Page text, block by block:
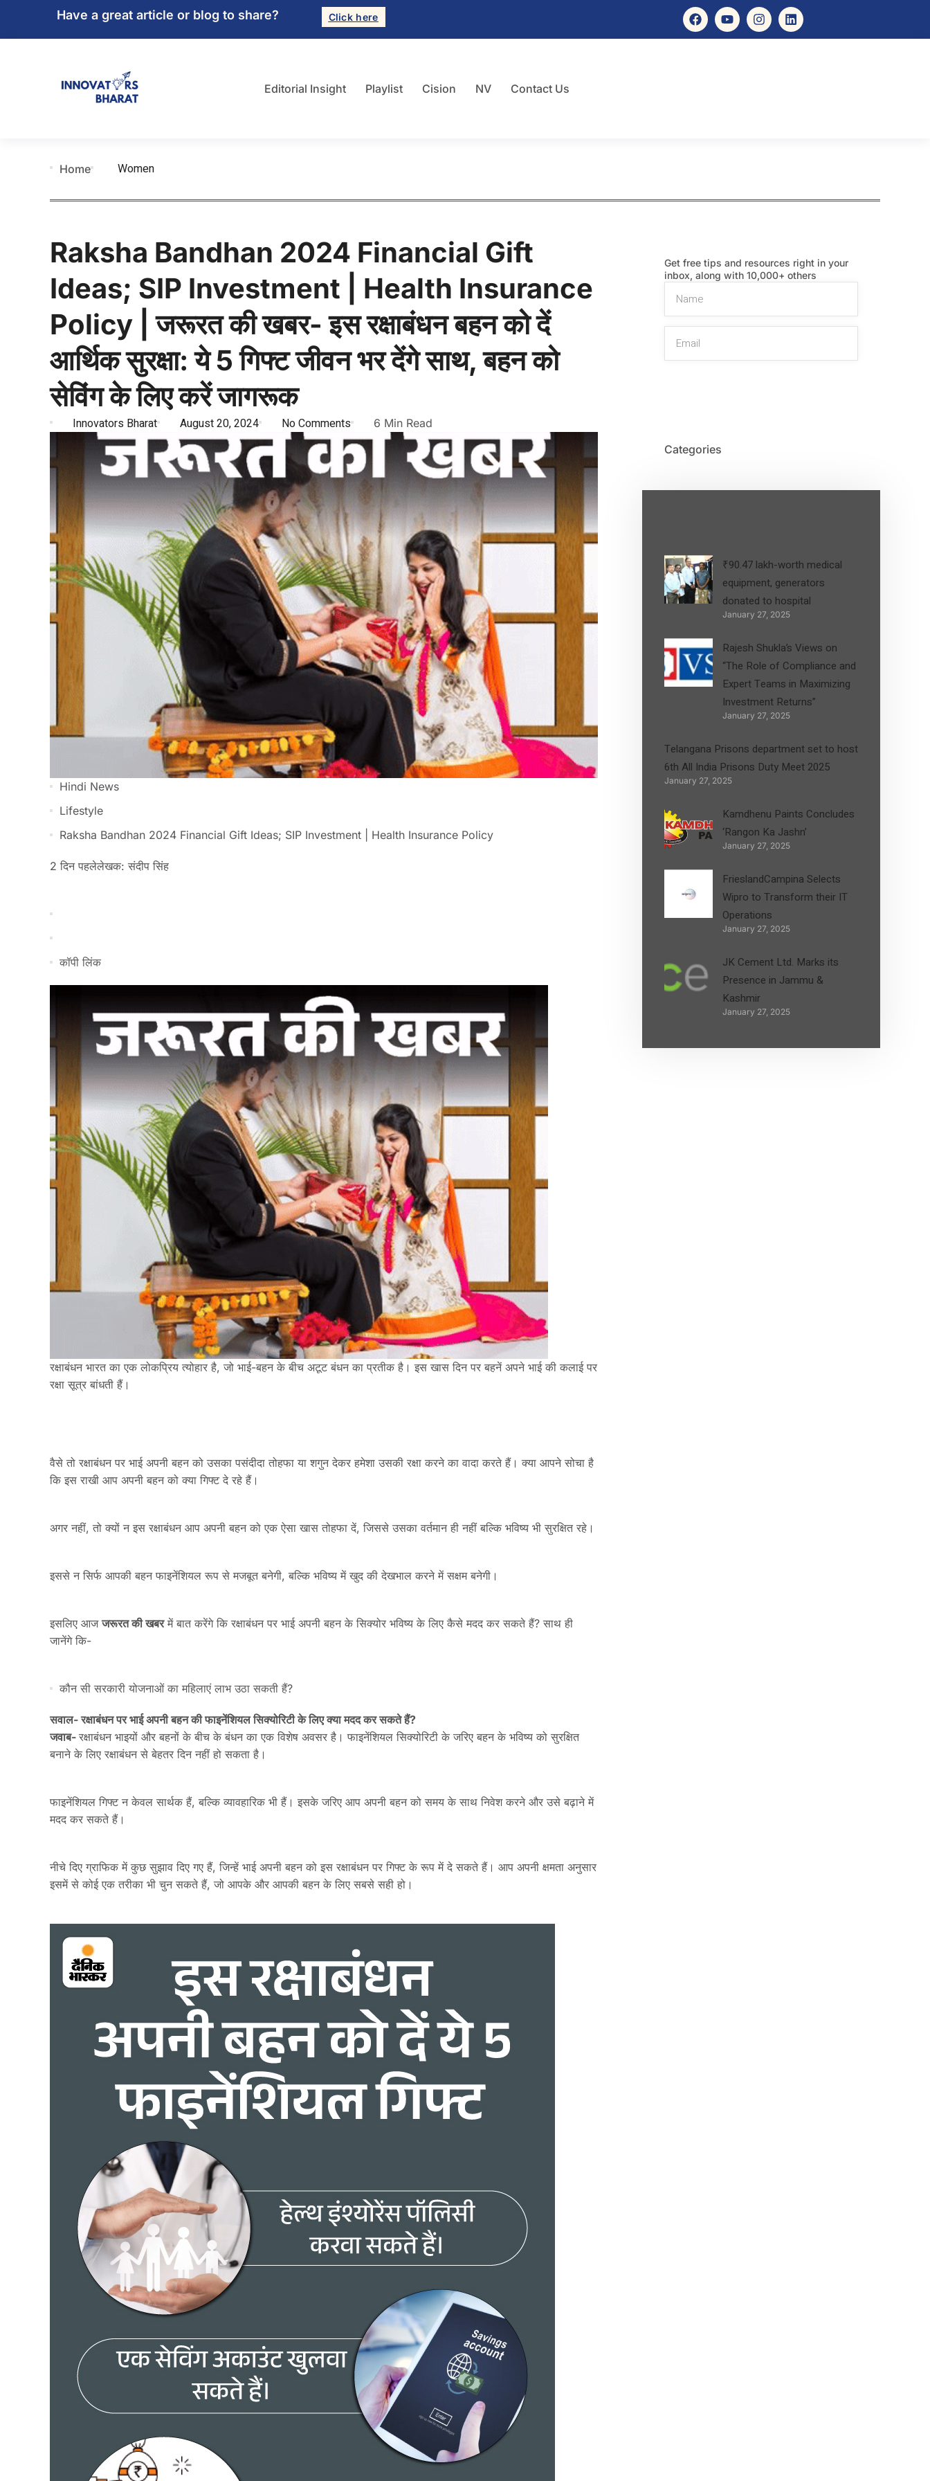
Have a great article or blog to share? Click here
Editorial Insight Playlist Cision NV Contact Us
Home Women
Raksha Bandhan 2024 Financial Gift
Ideas; SIP Investment | Health Insurance
Policy | जरूरत की खबर- इस रक्षाबंधन बहन को दें
आर्थिक सुरक्षा: ये 5 गिफ्ट जीवन भर देंगे साथ, बहन को
सेविंग के लिए करें जागरूक
Innovators Bharat August 20, 2024 No Comments 6 Min Read
Hindi News
Lifestyle
Raksha Bandhan 2024 Financial Gift Ideas; SIP Investment | Health Insurance Policy
2 दिन पहलेलेखक: संदीप सिंह
कॉपी लिंक
रक्षाबंधन भारत का एक लोकप्रिय त्योहार है, जो भाई-बहन के बीच अटूट बंधन का प्रतीक है। इस खास दिन पर बहनें अपने भाई की कलाई पर
रक्षा सूत्र बांधती हैं।
वैसे तो रक्षाबंधन पर भाई अपनी बहन को उसका पसंदीदा तोहफा या शगुन देकर हमेशा उसकी रक्षा करने का वादा करते हैं। क्‍या आपने सोचा है
कि इस राखी आप अपनी बहन को क्या गिफ्ट दे रहे हैं।
अगर नहीं, तो क्‍यों न इस रक्षाबंधन आप अपनी बहन को एक ऐसा खास तोहफा दें, जिससे उसका वर्तमान ही नहीं बल्कि भविष्‍य भी सुरक्षित रहे।
इससे न सिर्फ आपकी बहन फाइनेंशियल रूप से मजबूत बनेगी, बल्कि भविष्य में खुद की देखभाल करने में सक्षम बनेगी।
इसलिए आजजरूरत की खबरमें बात करेंगे कि रक्षाबंधन पर भाई अपनी बहन के सिक्योर भविष्य के लिए कैसे मदद कर सकते हैं? साथ ही
जानेंगे कि-
कौन सी सरकारी योजनाओं का महिलाएं लाभ उठा सकती हैं?
सवाल- रक्षाबंधन पर भाई अपनी बहन की फाइनेंशियल सिक्योरिटी के लिए क्या मदद कर सकते हैं?
जवाब- रक्षाबंधन भाइयों और बहनों के बीच के बंधन का एक विशेष अवसर है। फाइनेंशियल सिक्योरिटी के जरिए बहन के भविष्य को सुरक्षित
बनाने के लिए रक्षाबंधन से बेहतर दिन नहीं हो सकता है।
फाइनेंशियल गिफ्ट न केवल सार्थक हैं, बल्कि व्यावहारिक भी हैं। इसके जरिए आप अपनी बहन को समय के साथ निवेश करने और उसे बढ़ाने में
मदद कर सकते हैं।
नीचे दिए ग्राफिक में कुछ सुझाव दिए गए हैं, जिन्हें भाई अपनी बहन को इस रक्षाबंधन पर गिफ्ट के रूप में दे सकते हैं। आप अपनी क्षमता अनुसार
इसमें से कोई एक तरीका भी चुन सकते हैं, जो आपके और आपकी बहन के लिए सबसे सही हो।
Get free tips and resources right in your
inbox, along with 10,000+ others
Categories
₹90.47 lakh-worth medical
equipment, generators
donated to hospital
January 27, 2025
Rajesh Shukla’s Views on
“The Role of Compliance and
Expert Teams in Maximizing
Investment Returns”
January 27, 2025
Telangana Prisons department set to host
6th All India Prisons Duty Meet 2025
January 27, 2025
Kamdhenu Paints Concludes
‘Rangon Ka Jashn’
January 27, 2025
FrieslandCampina Selects
Wipro to Transform their IT
Operations
January 27, 2025
JK Cement Ltd. Marks its
Presence in Jammu &
Kashmir
January 27, 2025